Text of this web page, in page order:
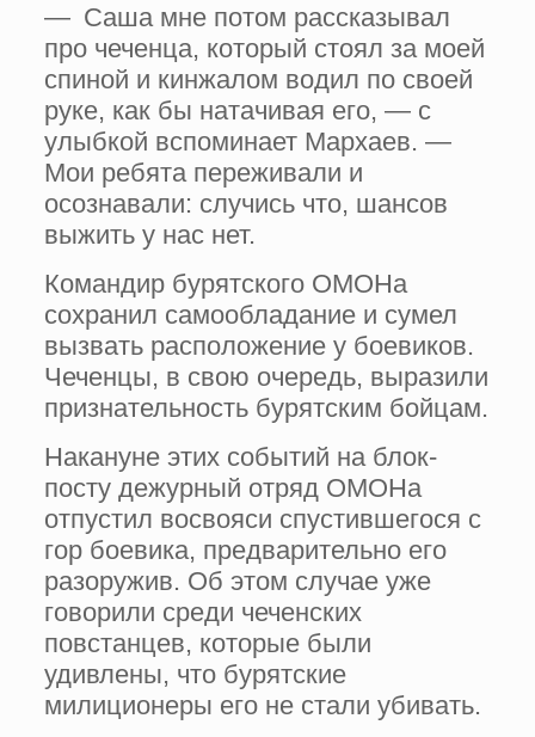
— Саша мне потом рассказывал
про чеченца, который стоял за моей
спиной и кинжалом водил по своей
руке, как бы натачивая его, — с
улыбкой вспоминает Мархаев. —
Мои ребята переживали и
осознавали: случись что, шансов
выжить у нас нет.
Командир бурятского ОМОНа
сохранил самообладание и сумел
вызвать расположение у боевиков.
Чеченцы, в свою очередь, выразили
признательность бурятским бойцам.
Накануне этих событий на блок-
посту дежурный отряд ОМОНа
отпустил восвояси спустившегося с
гор боевика, предварительно его
разоружив. Об этом случае уже
говорили среди чеченских
повстанцев, которые были
удивлены, что бурятские
милиционеры его не стали убивать.